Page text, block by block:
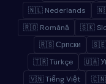
🇳🇱 Nederlands
🇷🇴 Română
🇸🇰
🇷🇸 Српски
🇸🇪
🇹🇷 Türkçe
🇺🇦
🇻🇳 Tiếng Việt
🇨🇳